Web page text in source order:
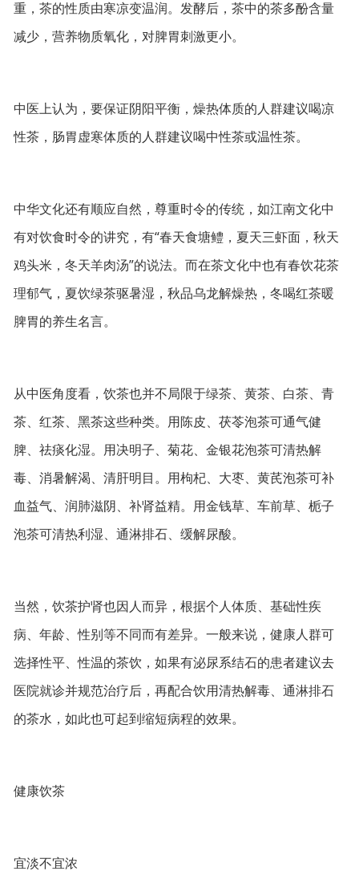
重，茶的性质由寒凉变温润。发酵后，茶中的茶多酚含量
减少，营养物质氧化，对脾胃刺激更小。
中医上认为，要保证阴阳平衡，燥热体质的人群建议喝凉
性茶，肠胃虚寒体质的人群建议喝中性茶或温性茶。
中华文化还有顺应自然，尊重时令的传统，如江南文化中
有对饮食时令的讲究，有“春天食塘鳢，夏天三虾面，秋天
鸡头米，冬天羊肉汤”的说法。而在茶文化中也有春饮花茶
理郁气，夏饮绿茶驱暑湿，秋品乌龙解燥热，冬喝红茶暖
脾胃的养生名言。
从中医角度看，饮茶也并不局限于绿茶、黄茶、白茶、青
茶、红茶、黑茶这些种类。用陈皮、茯苓泡茶可通气健
脾、祛痰化湿。用决明子、菊花、金银花泡茶可清热解
毒、消暑解渴、清肝明目。用枸杞、大枣、黄芪泡茶可补
血益气、润肺滋阴、补肾益精。用金钱草、车前草、栀子
泡茶可清热利湿、通淋排石、缓解尿酸。
当然，饮茶护肾也因人而异，根据个人体质、基础性疾
病、年龄、性别等不同而有差异。一般来说，健康人群可
选择性平、性温的茶饮，如果有泌尿系结石的患者建议去
医院就诊并规范治疗后，再配合饮用清热解毒、通淋排石
的茶水，如此也可起到缩短病程的效果。
健康饮茶
宜淡不宜浓